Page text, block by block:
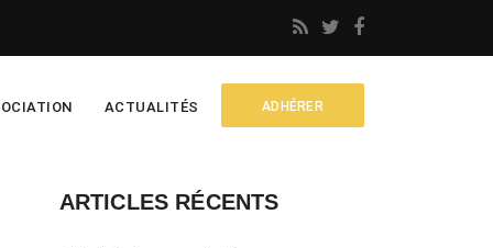
ADHÉRER
ACTUALITÉS
ARTICLES RÉCENTS